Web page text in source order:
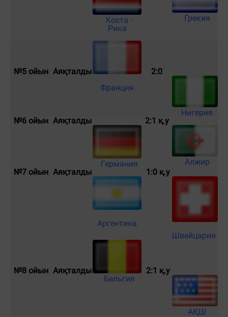
Коста -
Рика
Грекия
№5 ойын Аяқталды
Франция
2:0
Нигерия
№6 ойын Аяқталды
Германия
2:1 қ.у
Алжир
№7 ойын Аяқталды
Аргентина
1:0 қ.у
Швейцария
№8 ойын Аяқталды
Бельгия
2:1 қ.у
АҚШ